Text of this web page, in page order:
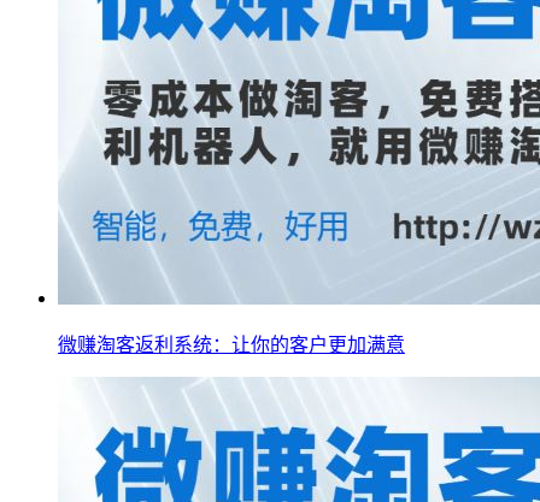
微赚淘客返利系统：让你的客户更加满意